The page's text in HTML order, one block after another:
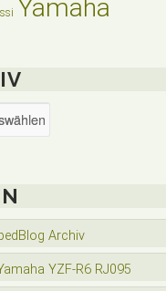
Yamaha
Archiv
YZF-R6 RJ095